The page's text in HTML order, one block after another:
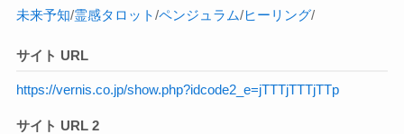
未来予知/霊感タロット/ペンジュラム/ヒーリング/
サイト URL
https://vernis.co.jp/show.php?idcode2_e=jTTTjTTTjTTp
サイト URL 2